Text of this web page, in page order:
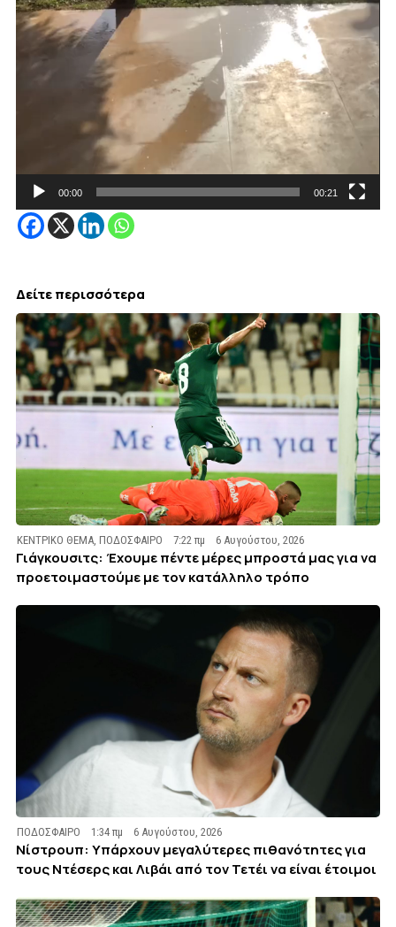
00:00 00:21
Δείτε περισσότερα
ΚΕΝΤΡΙΚΟ ΘΕΜΑ,ΠΟΔΟΣΦΑΙΡΟ 7:22 πμ 6 Αυγούστου, 2026
Γιάγκουσιτς: Έχουμε πέντε μέρες μπροστά μας για να
προετοιμαστούμε με τον κατάλληλο τρόπο
ΠΟΔΟΣΦΑΙΡΟ 1:34 πμ 6 Αυγούστου, 2026
Νίστρουπ: Υπάρχουν μεγαλύτερες πιθανότητες για
τους Ντέσερς και Λιβάι από τον Τετέι να είναι έτοιμοι